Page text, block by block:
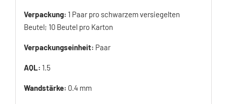
Verpackung: 1 Paar pro schwarzem versiegelten
Beutel; 10 Beutel pro Karton
Verpackungseinheit: Paar
AQL: 1.5
Wandstärke: 0.4 mm